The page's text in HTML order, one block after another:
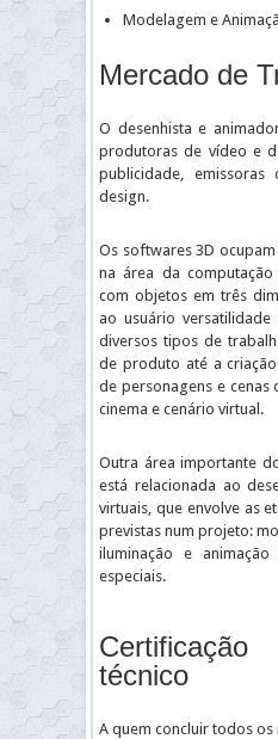
Modelagem e
Mercado de
O desenhista e
produtoras de vídeo e
publicidade,
design.
Os softwares 3D
na área da
com objetos em três
ao usuário
diversos tipos de
de produto até a
de personagens e cenas
cinema e cenário virtual.
Outra área importante
está relacionada ao
virtuais, que envolve as
previstas num projeto:
iluminação e
especiais.
técnico
A quem concluir todos